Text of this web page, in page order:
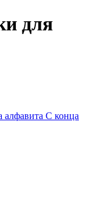
для
алфавита С конца